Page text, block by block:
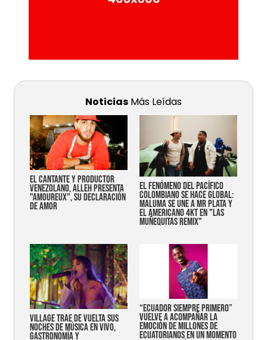
Noticias Más Leídas
EL CANTANTE Y PRODUCTOR
VENEZOLANO, ALLEH PRESENTA
"AMOUREUX", SU DECLARACIÓN
DE AMOR
EL FENÓMENO DEL PACÍFICO
COLOMBIANO SE HACE GLOBAL:
MALUMA SE UNE A MR PLATA Y
EL AMERICANO 4KT EN "LAS
MUÑEQUITAS REMIX"
Village trae de vuelta sus
noches de música en vivo,
gastronomía y
“Ecuador siempre primero”
vuelve a acompañar la
emoción de millones de
ecuatorianos en un momento